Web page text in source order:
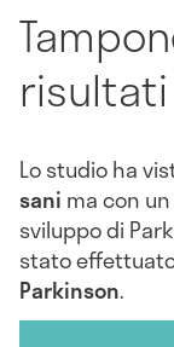
Lo studio ha
sani ma con
sviluppo di
stato
Parkinson.